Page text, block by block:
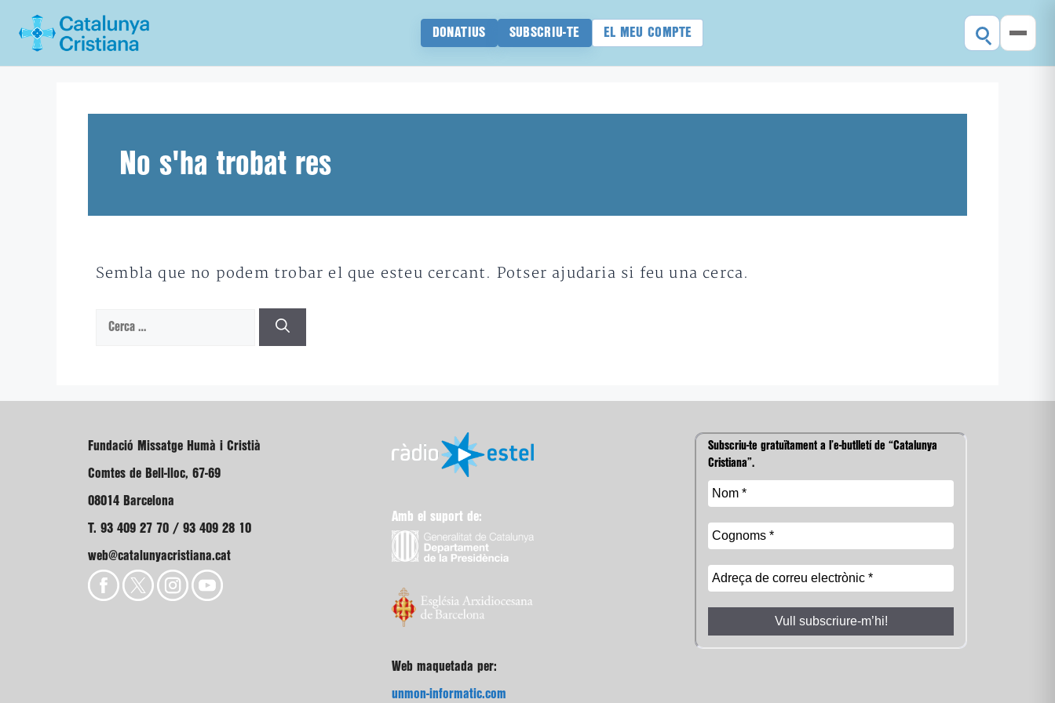
DONATIUS SUBSCRIU-TE EL MEU COMPTE
No s'ha trobat res
Sembla que no podem trobar el que esteu cercant. Potser ajudaria si feu una cerca.
Cerca:
Fundació Missatge Humà i Cristià
Comtes de Bell-lloc, 67-69
08014 Barcelona
T. 93 409 27 70 / 93 409 28 10
web@catalunyacristiana.cat
Amb el suport de:
Web maquetada per:
unmon-informatic.com
Subscriu-te gratuïtament a l’e-butlletí de “Catalunya
Cristiana”.